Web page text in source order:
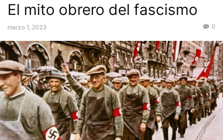
El mito obrero del fascismo
marzo 1, 2023 0